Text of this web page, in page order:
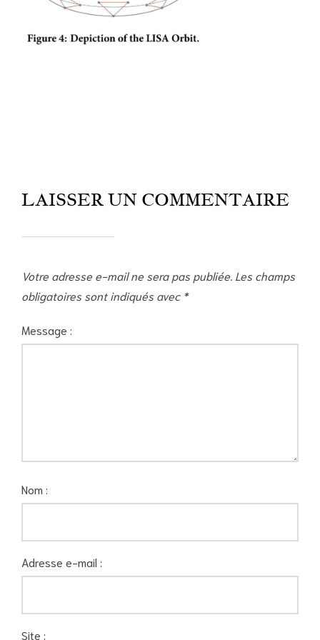
LAISSER UN COMMENTAIRE
Votre adresse e-mail ne sera pas publiée. Les champs
obligatoires sont indiqués avec *
Message :
Nom :
Adresse e-mail :
Site :